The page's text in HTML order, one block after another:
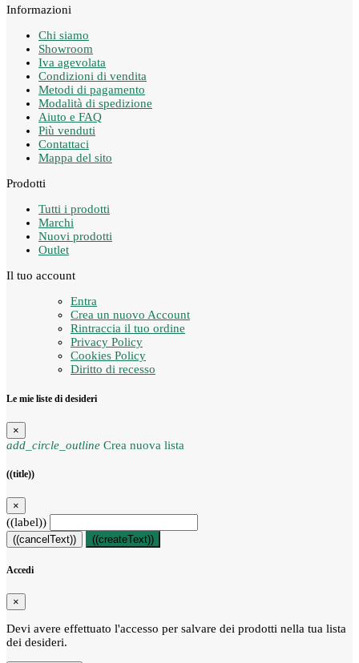
Informazioni
Chi siamo
Showroom
Iva agevolata
Condizioni di vendita
Metodi di pagamento
Modalità di spedizione
Aiuto e FAQ
Più venduti
Contattaci
Mappa del sito
Prodotti
Tutti i prodotti
Marchi
Nuovi prodotti
Outlet
Il tuo account
Entra
Crea un nuovo Account
Rintraccia il tuo ordine
Privacy Policy
Cookies Policy
Diritto di recesso
Le mie liste di desideri
×
add_circle_outline Crea nuova lista
((title))
×
((label))
((cancelText)) ((createText))
Accedi
×
Devi avere effettuato l'accesso per salvare dei prodotti nella tua lista
dei desideri.